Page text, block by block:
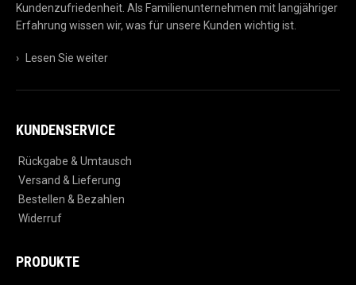
Kundenzufriedenheit. Als Familienunternehmen mit langjähriger
Erfahrung wissen wir, was für unsere Kunden wichtig ist.
› Lesen Sie weiter
KUNDENSERVICE
Rückgabe & Umtausch
Versand & Lieferung
Bestellen & Bezahlen
Widerruf
PRODUKTE